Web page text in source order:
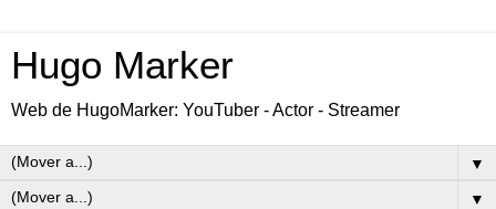
Hugo Marker
Web de HugoMarker: YouTuber - Actor - Streamer
▼
▼